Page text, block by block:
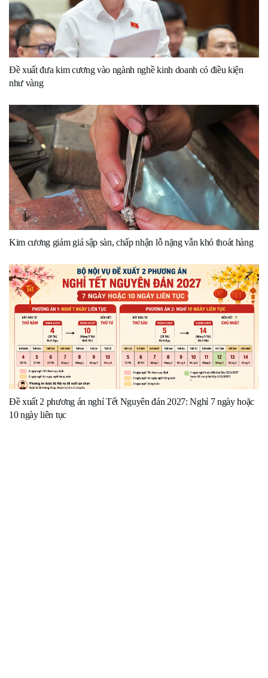
Đề xuất đưa kim cương vào ngành nghề kinh doanh có điều kiện
như vàng
Kim cương giảm giá sập sàn, chấp nhận lỗ nặng vẫn khó thoát hàng
Đề xuất 2 phương án nghỉ Tết Nguyên đán 2027: Nghỉ 7 ngày hoặc
10 ngày liên tục